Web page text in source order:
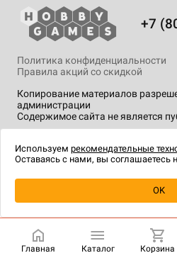
Уведомить о
+7
Копирование материалов
администрации
Содержимое сайта не является
Политика конфиденциальности
Правила акций со скидкой
технологии.
Главная Каталог Корзина
Используем рекомендательные
Оставаясь с нами, вы соглашаетесь
OK